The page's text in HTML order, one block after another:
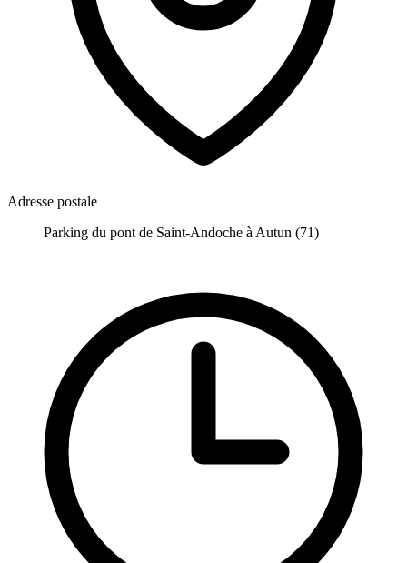
Adresse postale
Parking du pont de Saint-Andoche à Autun (71)